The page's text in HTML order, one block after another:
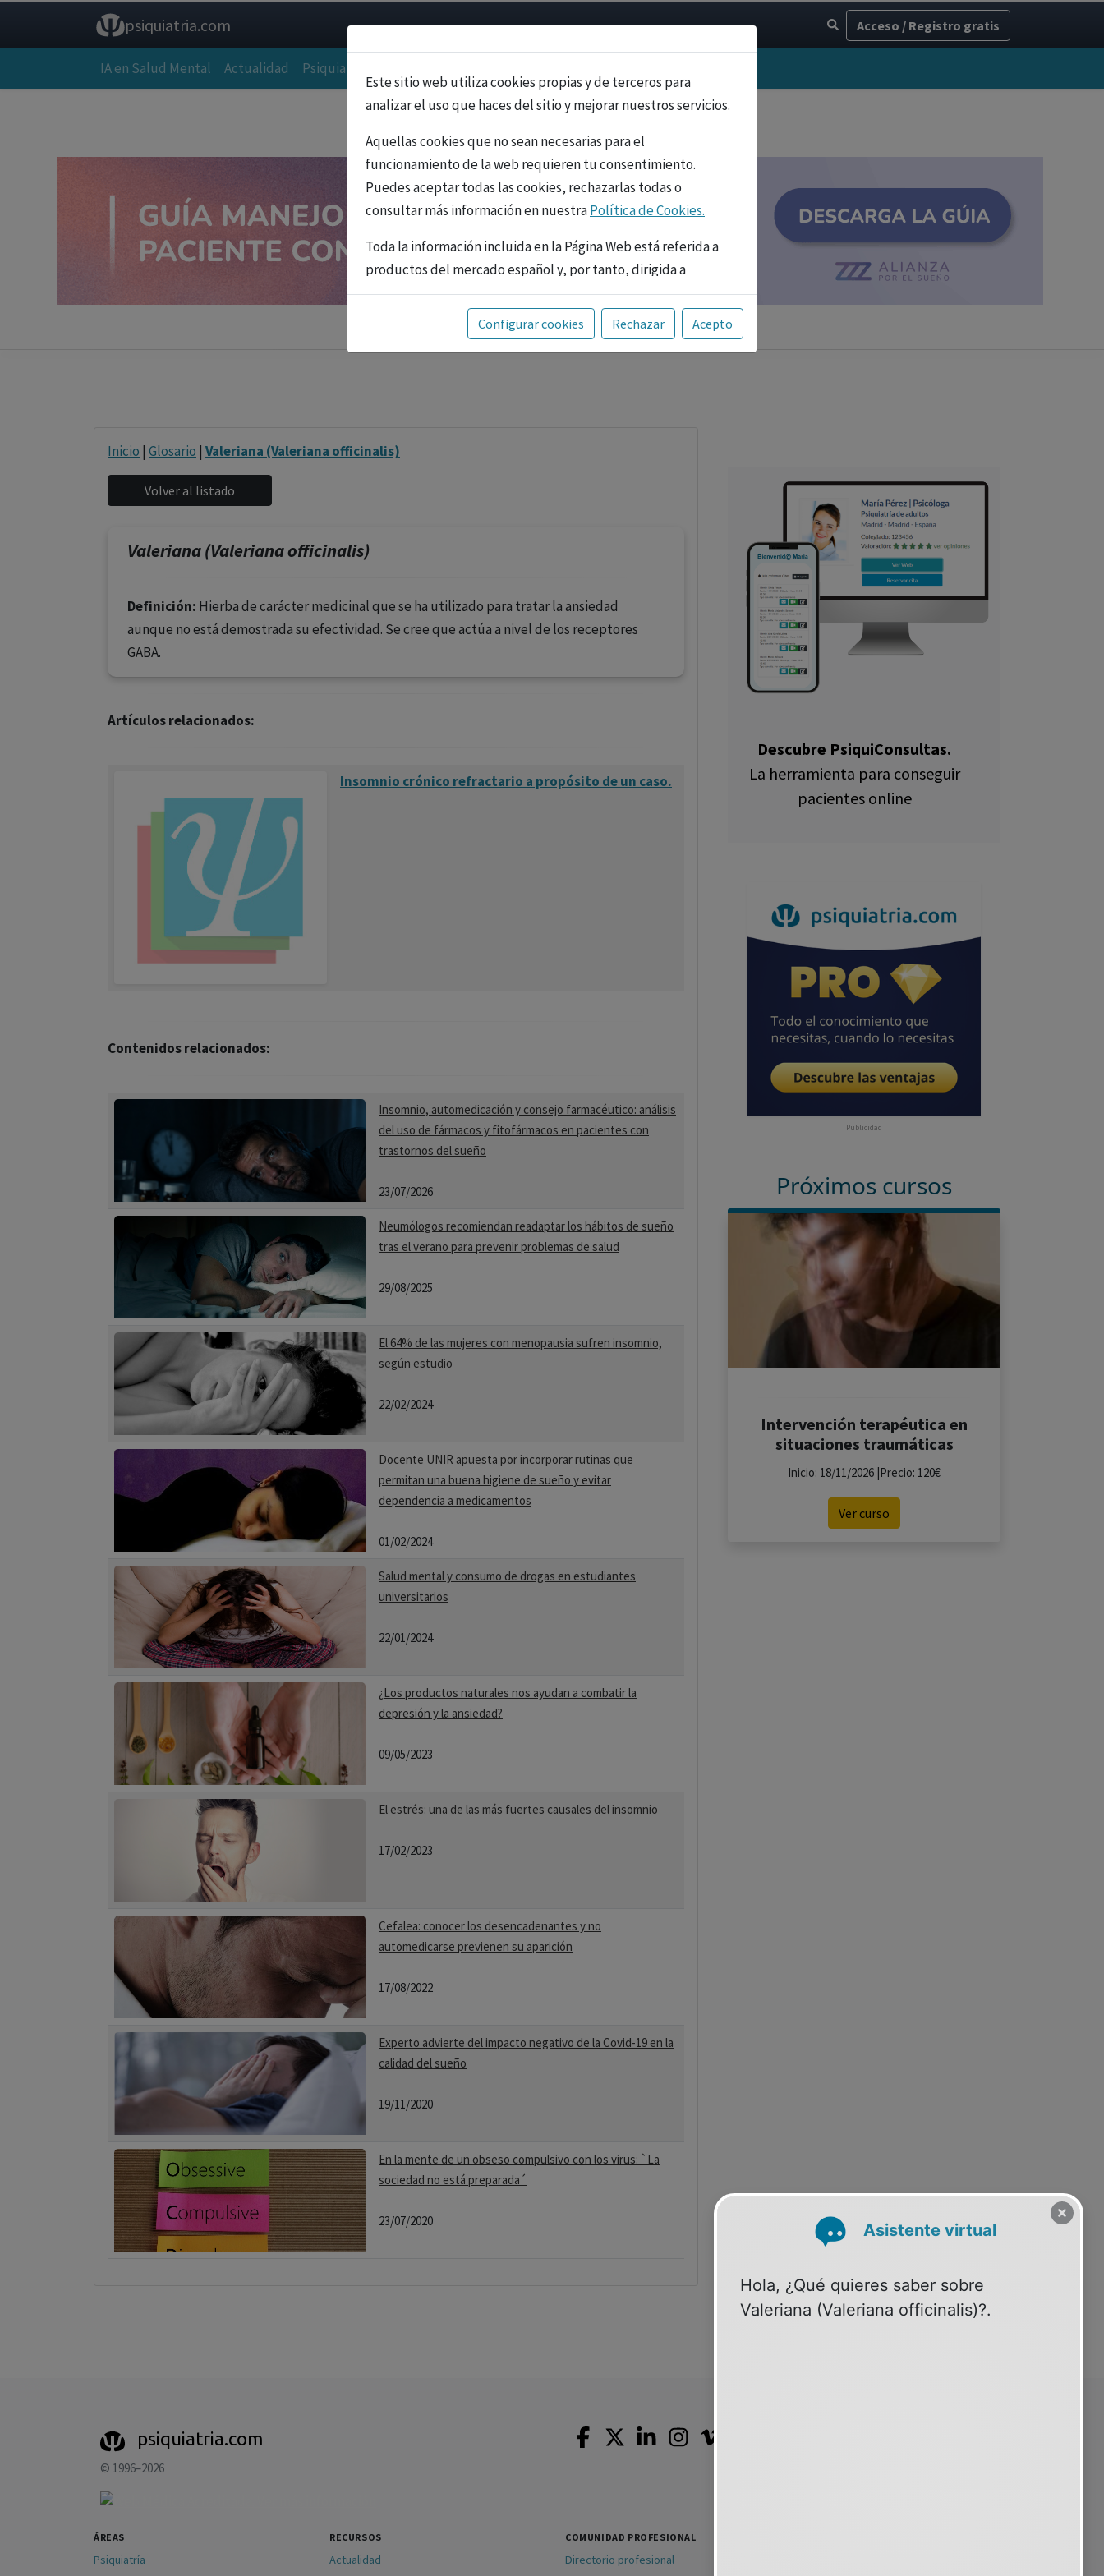
psiquiatria.com Acceso / Registro gratis
IA en Salud Mental Actualidad Psiquiatría
Este sitio web utiliza cookies propias y de terceros para
analizar el uso que haces del sitio y mejorar nuestros servicios.
Aquellas cookies que no sean necesarias para el
funcionamiento de la web requieren tu consentimiento.
Puedes aceptar todas las cookies, rechazarlas todas o
consultar más información en nuestraPolítica de Cookies.
Toda la información incluida en la Página Web está referida a
productos del mercado español y, por tanto, dirigida a
profesionales sanitarios legalmente facultados para
prescribir o dispensar medicamentos con ejercicio
profesional. La información técnica de los fármacos se facilita
Configurar cookies Rechazar Acepto
Inicio | Glosario | Valeriana (Valeriana officinalis)
Valeriana (Valeriana officinalis)
Definición: Hierba de carácter medicinal que se ha utilizado para tratar la ansiedad
aunque no está demostrada su efectividad. Se cree que actúa a nivel de los receptores
GABA.
Artículos relacionados:
Insomnio crónico refractario a propósito de un caso.
Contenidos relacionados:
Insomnio, automedicación y consejo farmacéutico: análisis
del uso de fármacos y fitofármacos en pacientes con
trastornos del sueño
23/07/2026
Neumólogos recomiendan readaptar los hábitos de sueño
tras el verano para prevenir problemas de salud
29/08/2025
El 64% de las mujeres con menopausia sufren insomnio,
según estudio
22/02/2024
Docente UNIR apuesta por incorporar rutinas que
permitan una buena higiene de sueño y evitar
dependencia a medicamentos
01/02/2024
Salud mental y consumo de drogas en estudiantes
universitarios
22/01/2024
¿Los productos naturales nos ayudan a combatir la
depresión y la ansiedad?
09/05/2023
El estrés: una de las más fuertes causales del insomnio
17/02/2023
Cefalea: conocer los desencadenantes y no
automedicarse previenen su aparición
17/08/2022
Experto advierte del impacto negativo de la Covid-19 en la
calidad del sueño
19/11/2020
En la mente de un obseso compulsivo con los virus: `La
sociedad no está preparada´
23/07/2020
Descubre PsiquiConsultas.
La herramienta para conseguir
pacientes online
Publicidad
Próximos cursos
Intervención terapéutica en
situaciones traumáticas
Inicio: 18/11/2026 |Precio: 120€
Ver curso
psiquiatria.com
© 1996–2026
ÁREAS
Psiquiatría
RECURSOS
Actualidad
COMUNIDAD PROFESIONAL
Directorio profesional